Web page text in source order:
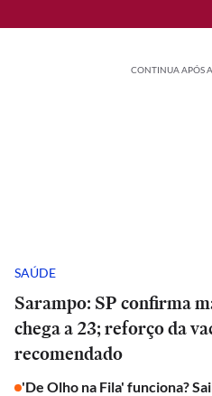
CONTINUA APÓS
SAÚDE
Sarampo: SP confirma
chega a 23; reforço da
recomendado
'De Olho na Fila' funciona?